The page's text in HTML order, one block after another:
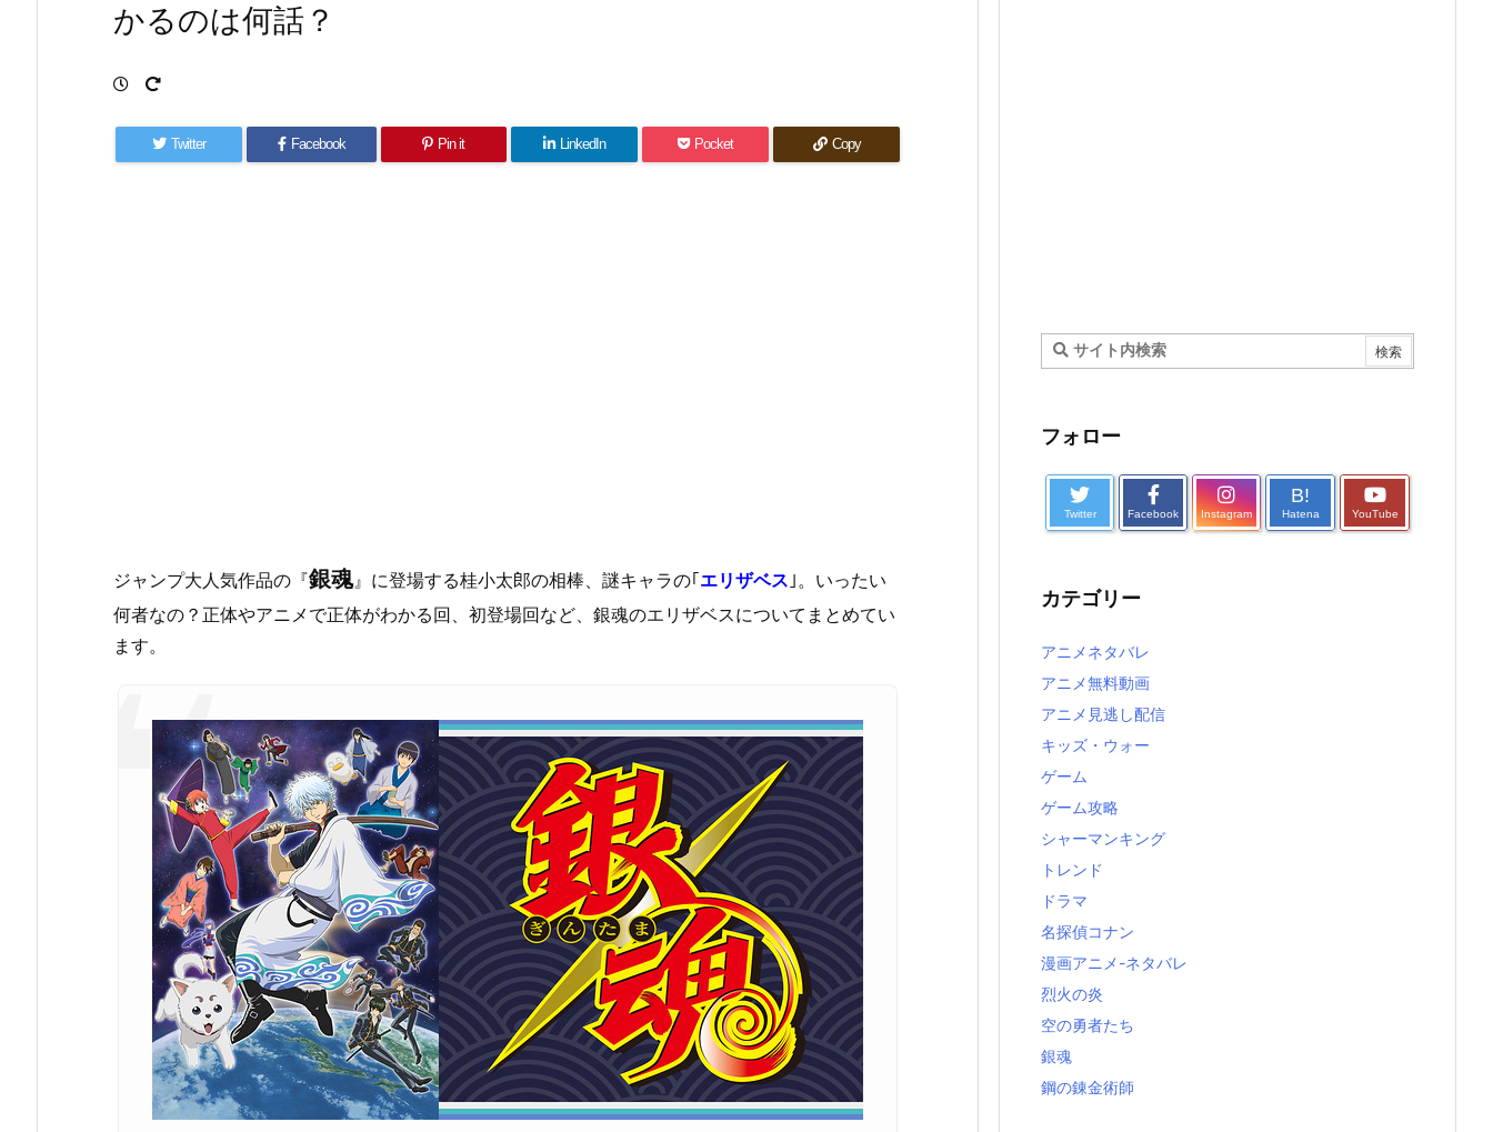
かるのは何話？
Twitter Facebook Pin it LinkedIn Pocket Copy
ジャンプ大人気作品の『銀魂』に登場する桂小太郎の相棒、謎キャラの｢エリザベス ｣。いったい
何者なの？正体やアニメで正体がわかる回、初登場回など、銀魂のエリザベスについてまとめてい
ます。
フォロー
Twitter Facebook Instagram
B!
Hatena YouTube
カテゴリー
アニメネタバレ
アニメ無料動画
アニメ見逃し配信
キッズ・ウォー
ゲーム
ゲーム攻略
シャーマンキング
トレンド
ドラマ
名探偵コナン
漫画アニメ-ネタバレ
烈火の炎
空の勇者たち
銀魂
鋼の錬金術師